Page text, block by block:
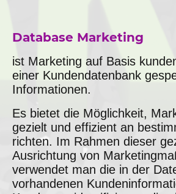
Database Marketing
ist Marketing auf Basis
einer Kundendatenbank
Informationen.
Es bietet die Möglichkeit,
gezielt und effizient an
richten. Im Rahmen dieser
Ausrichtung von
verwendet man die in der
vorhandenen